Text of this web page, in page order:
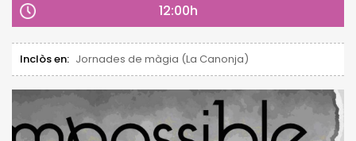
12:00h
Inclòs en: Jornades de màgia (La Canonja)